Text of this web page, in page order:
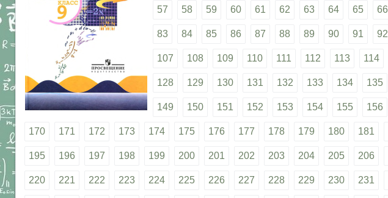
57 58 59 60 61 62 63 64 65 66
83 84 85 86 87 88 89 90 91 92
107 108 109 110 111 112 113 114
128 129 130 131 132 133 134 135
149 150 151 152 153 154 155 156
170 171 172 173 174 175 176 177 178 179 180 181
195 196 197 198 199 200 201 202 203 204 205 206
220 221 222 223 224 225 226 227 228 229 230 231